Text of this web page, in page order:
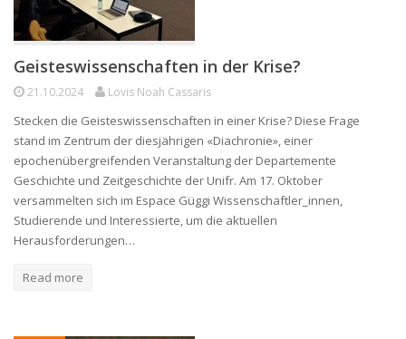
Geisteswissenschaften in der Krise?
21.10.2024 Lovis Noah Cassaris
Stecken die Geisteswissenschaften in einer Krise? Diese Frage
stand im Zentrum der diesjährigen «Diachronie», einer
epochenübergreifenden Veranstaltung der Departemente
Geschichte und Zeitgeschichte der Unifr. Am 17. Oktober
versammelten sich im Espace Güggi Wissenschaftler_innen,
Studierende und Interessierte, um die aktuellen
Herausforderungen…
Read more